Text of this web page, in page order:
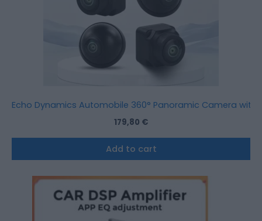
Echo Dynamics Automobile 360° Panoramic Camera with
179,80 €
Add to cart